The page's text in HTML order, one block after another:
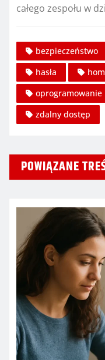
całego zespołu w
bezpieczeństwo
hasła
oprogramowanie
zdalny dostęp
POWIĄZANE